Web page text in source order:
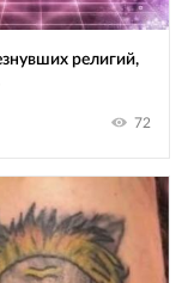
религий,
72